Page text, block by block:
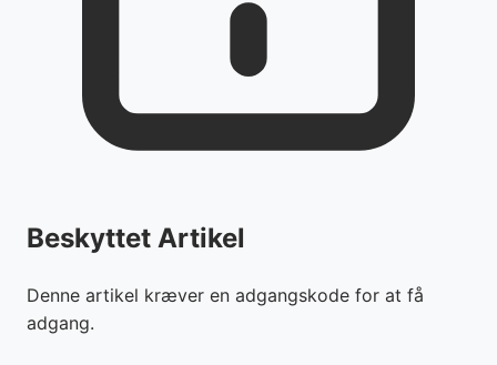
Beskyttet Artikel
Denne artikel kræver en adgangskode for at få
adgang.